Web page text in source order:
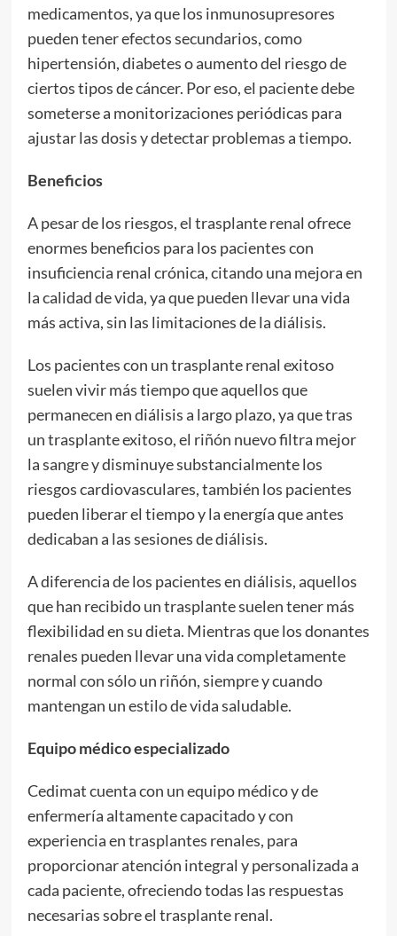
medicamentos, ya que los inmunosupresores
pueden tener efectos secundarios, como
hipertensión, diabetes o aumento del riesgo de
ciertos tipos de cáncer. Por eso, el paciente debe
someterse a monitorizaciones periódicas para
ajustar las dosis y detectar problemas a tiempo.
Beneficios
A pesar de los riesgos, el trasplante renal ofrece
enormes beneficios para los pacientes con
insuficiencia renal crónica, citando una mejora en
la calidad de vida, ya que pueden llevar una vida
más activa, sin las limitaciones de la diálisis.
Los pacientes con un trasplante renal exitoso
suelen vivir más tiempo que aquellos que
permanecen en diálisis a largo plazo, ya que tras
un trasplante exitoso, el riñón nuevo filtra mejor
la sangre y disminuye substancialmente los
riesgos cardiovasculares, también los pacientes
pueden liberar el tiempo y la energía que antes
dedicaban a las sesiones de diálisis.
A diferencia de los pacientes en diálisis, aquellos
que han recibido un trasplante suelen tener más
flexibilidad en su dieta. Mientras que los donantes
renales pueden llevar una vida completamente
normal con sólo un riñón, siempre y cuando
mantengan un estilo de vida saludable.
Equipo médico especializado
Cedimat cuenta con un equipo médico y de
enfermería altamente capacitado y con
experiencia en trasplantes renales, para
proporcionar atención integral y personalizada a
cada paciente, ofreciendo todas las respuestas
necesarias sobre el trasplante renal.